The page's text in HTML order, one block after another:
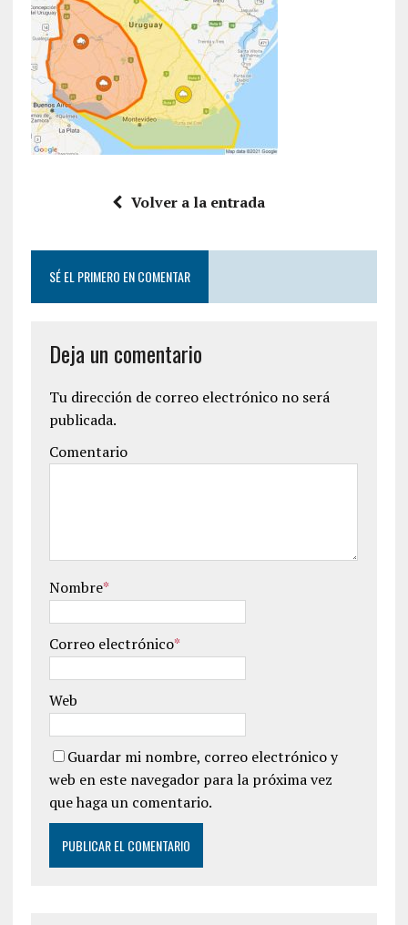
Volver a la entrada
SÉ EL PRIMERO EN COMENTAR
Deja un comentario
Tu dirección de correo electrónico no será
publicada.
Comentario
Nombre*
Correo electrónico*
Web
Guardar mi nombre, correo electrónico y
web en este navegador para la próxima vez
que haga un comentario.